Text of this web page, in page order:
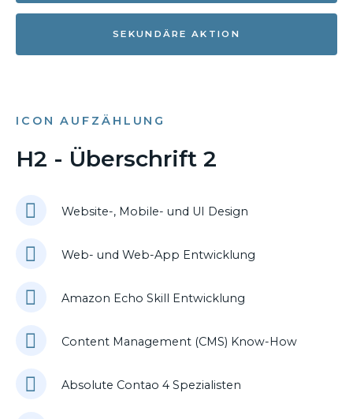
SEKUNDÄRE AKTION
ICON AUFZÄHLUNG
H2 - Überschrift 2
Website-, Mobile- und UI Design
Web- und Web-App Entwicklung
Amazon Echo Skill Entwicklung
Content Management (CMS) Know-How
Absolute Contao 4 Spezialisten